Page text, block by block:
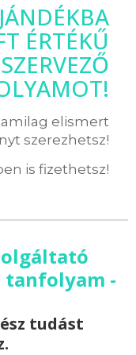
ÉRTÉKŰ
elismert
szerezhetsz!
is fizethetsz!
tanfolyam -
tudást